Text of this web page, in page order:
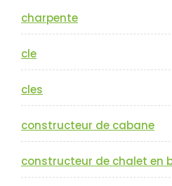
charpente
cle
cles
constructeur de cabane
constructeur de chalet en